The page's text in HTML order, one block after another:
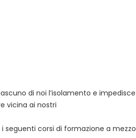
di noi l’isolamento e impedisce
vicina ai nostri
seguenti corsi di formazione a mezzo